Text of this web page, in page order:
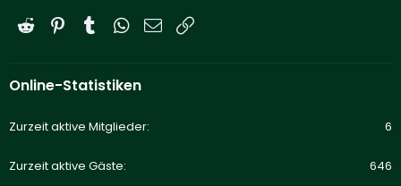
Reddit PinterestTumblrWhatsApp
E-Mail
Online-Statistiken
Zurzeit aktive Mitglieder 6
Zurzeit aktive Gäste 646